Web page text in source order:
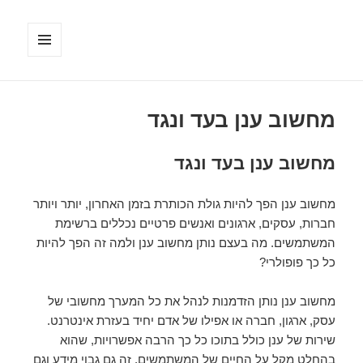
מחשוב ענן בעד ונגד
מחשוב ענן בעד ונגד
מחשוב ענן הפך להיות גולת הכותרת בזמן האחרון, יותר ויותר
חברות, עסקים, ארגונים ואנשים פרטיים נכללים ברשימת
המשתמשים. מה בעצם נותן מחשוב ענן ולמה זה הפך להיות
כל כך פופולרי?
מחשוב ענן נותן הזדמנות לנהל את כל המערך מחשובי של
עסק, ארגון, חברה או אפילו של אדם יחיד בעזרת אינטרנט.
שירות של ענן כולל בתוכו כל כך הרבה אפשרויות, שהוא
בהחלט מקל על החיים של המשתמשים. זה גם גבוי מידע וגם